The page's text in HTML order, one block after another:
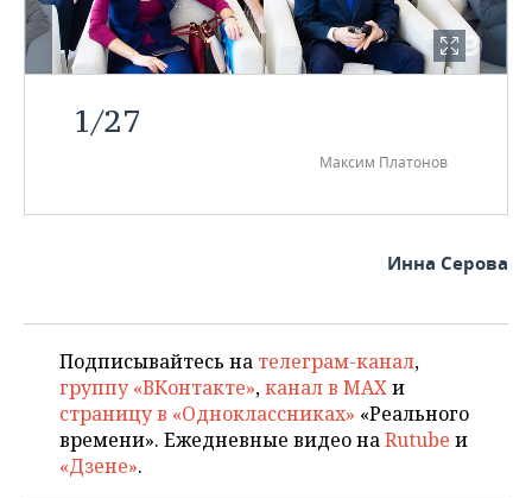
1/27
Максим Платонов
Инна Серова
Подписывайтесь на телеграм-канал,
группу «ВКонтакте»,канал в MAXи
страницу в «Одноклассниках» «Реального
времени». Ежедневные видео наRutube и
«Дзене».